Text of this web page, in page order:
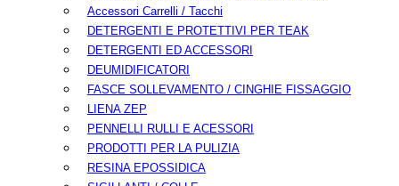
Accessori Carrelli / Tacchi
DETERGENTI E PROTETTIVI PER TEAK
DETERGENTI ED ACCESSORI
DEUMIDIFICATORI
FASCE SOLLEVAMENTO / CINGHIE FISSAGGIO
LIENA ZEP
PENNELLI RULLI E ACESSORI
PRODOTTI PER LA PULIZIA
RESINA EPOSSIDICA